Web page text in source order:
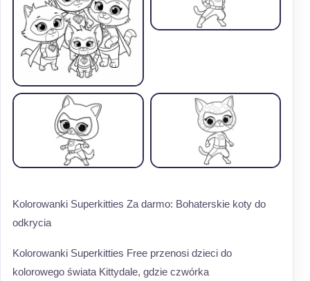
Kolorowanki Superkitties Za darmo: Bohaterskie koty do
odkrycia
Kolorowanki Superkitties Free przenosi dzieci do
kolorowego świata Kittydale, gdzie czwórka